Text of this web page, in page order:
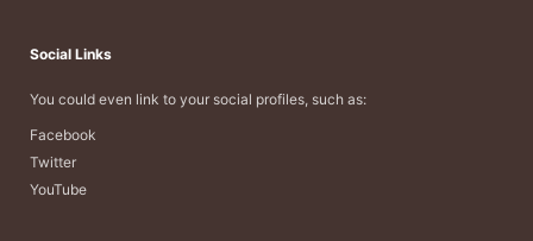
Social Links
You could even link to your social profiles, such as:
Facebook
Twitter
YouTube